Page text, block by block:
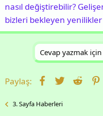
nasıl değiştirebilir?
bizleri bekleyen
Cevap yazmak
Paylaş: Facebook
TwitterReddit
3. Sayfa Haberleri